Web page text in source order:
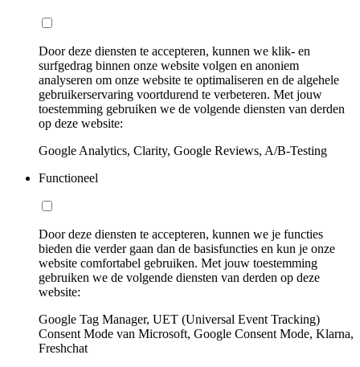
Door deze diensten te accepteren, kunnen we klik- en
surfgedrag binnen onze website volgen en anoniem
analyseren om onze website te optimaliseren en de algehele
gebruikerservaring voortdurend te verbeteren. Met jouw
toestemming gebruiken we de volgende diensten van derden
op deze website:
Google Analytics, Clarity, Google Reviews, A/B-Testing
Functioneel
Door deze diensten te accepteren, kunnen we je functies
bieden die verder gaan dan de basisfuncties en kun je onze
website comfortabel gebruiken. Met jouw toestemming
gebruiken we de volgende diensten van derden op deze
website:
Google Tag Manager, UET (Universal Event Tracking)
Consent Mode van Microsoft, Google Consent Mode, Klarna,
Freshchat